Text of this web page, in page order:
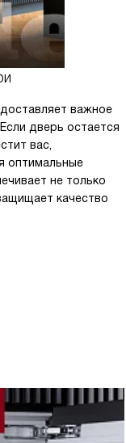
важное
дверь остается
вас,
оптимальные
не только
качество